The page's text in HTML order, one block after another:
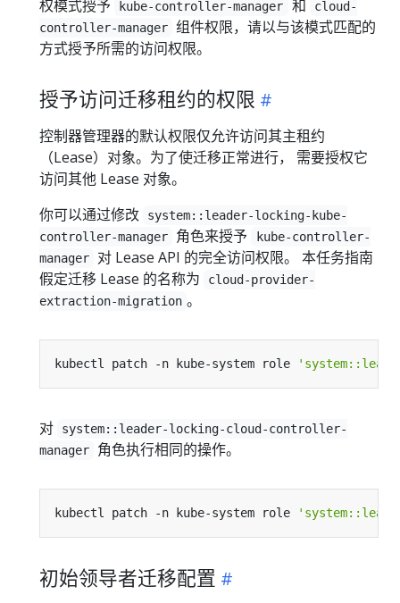
权模式授予 kube-controller-manager 和
cloud-
controller-manager 组件权限，请以与该模式匹配的
方式授予所需的访问权限。
授予访问迁移租约的权限
控制器管理器的默认权限仅允许访问其主租约
（Lease）对象。为了使迁移正常进行， 需要授权它
访问其他 Lease 对象。
你可以通过修改
system::leader-locking-kube-
controller-manager
角色来授予
kube-controller-
manager
对 Lease API 的完全访问权限。 本任务指南
假定迁移 Lease 的名称为
cloud-provider-
extraction-migration 。
kubectl patch -n kube-system role
对
system::leader-locking-cloud-controller-
manager
角色执行相同的操作。
kubectl patch -n kube-system role
初始领导者迁移配置